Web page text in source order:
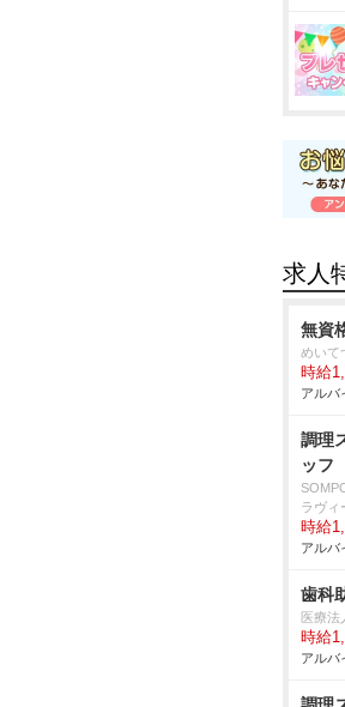
求人
無資
めいて
時給
アルバ
調理
ッフ
ラヴィ
時給
アルバ
歯科
医療法
時給
アルバ